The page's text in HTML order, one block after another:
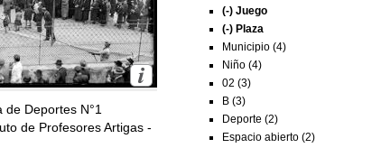
de Deportes N°1
de Profesores Artigas -
(-) Juego
(-) Plaza
Municipio (4)
Niño (4)
02 (3)
B (3)
Deporte (2)
Espacio abierto (2)